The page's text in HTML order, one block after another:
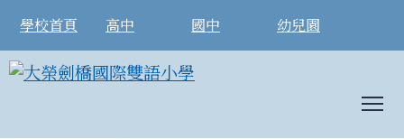
學校首頁 高中 國中 幼兒園